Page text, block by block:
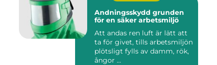
Andningsskydd grunden
för en säker arbetsmiljö
Att andas ren luft är lätt att
ta för givet, tills arbetsmiljön
plötsligt fylls av damm, rök,
ångor ...